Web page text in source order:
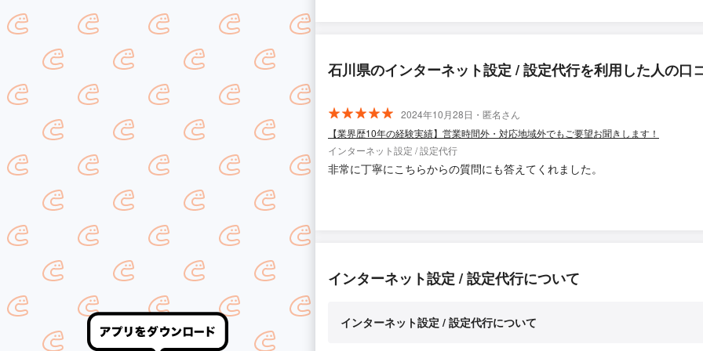
石川県のインターネット設定 / 設定代行を利用した人の口
2024年10月28日・匿名さん
【業界歴10年の経験実績】営業時間外・対応地域外でもご要望お聞きします！
インターネット設定 / 設定代行
非常に丁寧にこちらからの質問にも答えてくれました。
インターネット設定 / 設定代行について
インターネット設定 / 設定代行について